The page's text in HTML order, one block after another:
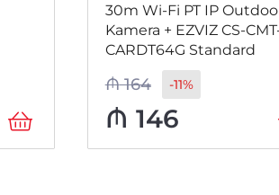
30m Wi-Fi PT IP
Kamera + EZVIZ CS-
CARDT64G Standard
₼164 -11%
₼ 146